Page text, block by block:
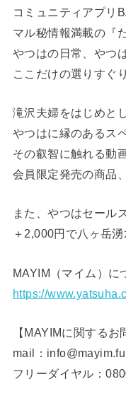
コミュニティアプリ
マル秘情報満載の『
やつはの日常、やつ
ここだけの選りすぐ
滝沢夫婦をはじめとし
やつはに縁のあるス
その叡智に触れる動
会員限定発売の商品
また、やつはセール
＋2,000円で八ヶ岳
MAYIM（マイム）に
https://
【MAYIMに関するお
mail：
フリーダイヤル：